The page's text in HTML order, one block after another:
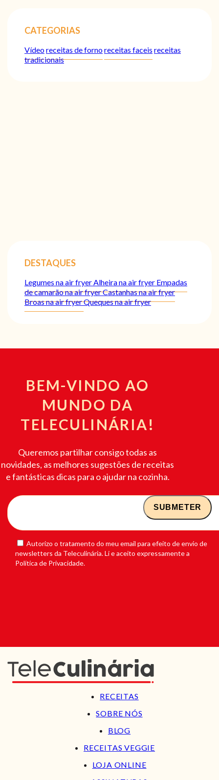
CATEGORIAS
Vídeoreceitas de fornoreceitas faceis receitas
tradicionais
DESTAQUES
Legumes na air fryer Alheira na air fryer Empadas
de camarão na air fryerCastanhas na air fryer
Broas na air fryerQueques na air fryer
BEM-VINDO AO
MUNDO DA
TELECULINÁRIA!
Queremos partilhar consigo todas as
novidades, as melhores sugestões de receitas
e fantásticas dicas para o ajudar na cozinha.
Autorizo o tratamento do meu email para efeito de envio de
newsletters da Teleculinária. Li e aceito expressamente a
Política de Privacidade.
RECEITAS
SOBRE NÓS
BLOG
RECEITAS VEGGIE
LOJA ONLINE